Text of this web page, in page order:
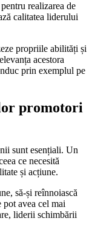
realizarea de
calitatea liderului
propriile abilități și
acestora
prin exemplul pe
promotori
sunt esențiali. Un
ce necesită
și acțiune.
să-și reînnoiască
pot avea cel mai
liderii schimbării